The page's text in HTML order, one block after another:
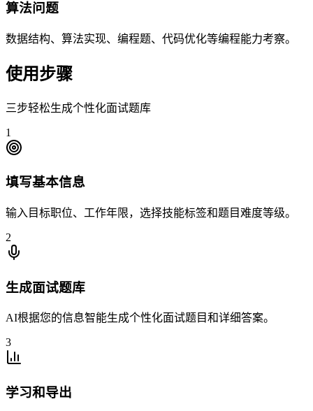
算法问题
数据结构、算法实现、编程题、代码优化等编程能力考察。
使用步骤
三步轻松生成个性化面试题库
1
填写基本信息
输入目标职位、工作年限，选择技能标签和题目难度等级。
2
生成面试题库
AI根据您的信息智能生成个性化面试题目和详细答案。
3
学习和导出